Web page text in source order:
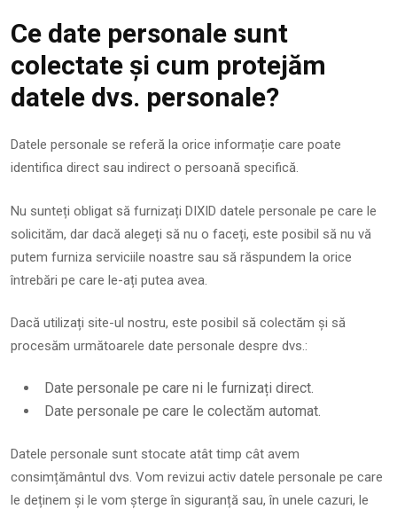
Ce date personale sunt
colectate și cum protejăm
datele dvs. personale?
Datele personale se referă la orice informație care poate
identifica direct sau indirect o persoană specifică.
Nu sunteți obligat să furnizați DIXID datele personale pe care le
solicităm, dar dacă alegeți să nu o faceți, este posibil să nu vă
putem furniza serviciile noastre sau să răspundem la orice
întrebări pe care le-ați putea avea.
Dacă utilizați site-ul nostru, este posibil să colectăm și să
procesăm următoarele date personale despre dvs.:
Date personale pe care ni le furnizați direct.
Date personale pe care le colectăm automat.
Datele personale sunt stocate atât timp cât avem
consimțământul dvs. Vom revizui activ datele personale pe care
le deținem și le vom șterge în siguranță sau, în unele cazuri, le